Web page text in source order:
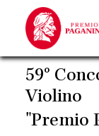
contenuto
principale
59°
Violino
"Premio